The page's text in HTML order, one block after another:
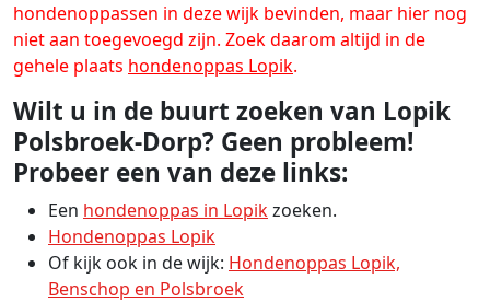
hondenoppassen in deze wijk bevinden, maar hier nog
niet aan toegevoegd zijn. Zoek daarom altijd in de
gehele plaats hondenoppas Lopik.
Wilt u in de buurt zoeken van Lopik
Polsbroek-Dorp? Geen probleem!
Probeer een van deze links:
Een hondenoppas in Lopikzoeken.
Hondenoppas Lopik
Of kijk ook in de wijk: Hondenoppas Lopik,
Benschop en Polsbroek